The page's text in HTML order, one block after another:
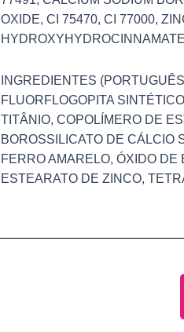
OXIDE, CI 75470, CI 77000,
INGREDIENTES
FLUORFLOGOPITA
TITÂNIO, COPOLÍMERO DE
BOROSSILICATO DE CÁLCIO
FERRO AMARELO, ÓXIDO
ESTEARATO DE ZINCO,